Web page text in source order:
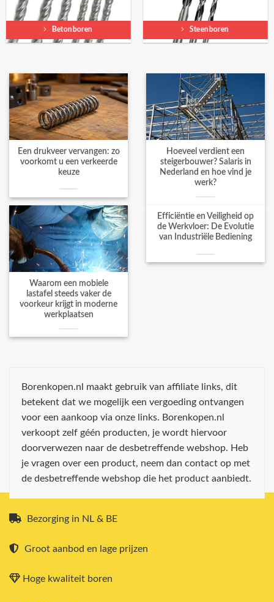
Betonboren Steenboren
Een drukveer vervangen: zo
voorkomt u een verkeerde
keuze
Hoeveel verdient een
steigerbouwer? Salaris in
Nederland en hoe vind je
werk?
Waarom een mobiele
lastafel steeds vaker de
voorkeur krijgt in moderne
werkplaatsen
Efficiëntie en Veiligheid op
de Werkvloer: De Evolutie
van Industriële Bediening
Borenkopen.nl maakt gebruik van affiliate links, dit
betekent dat we mogelijk een vergoeding ontvangen
voor een aankoop via onze links. Borenkopen.nl
verkoopt zelf géén producten, je wordt hiervoor
doorverwezen naar de desbetreffende webshop. Heb
je vragen over een product, neem dan contact op met
de desbetreffende webshop die het product aanbiedt.
Bezorging in NL & BE
Groot aanbod en lage prijzen
Hoge kwaliteit boren